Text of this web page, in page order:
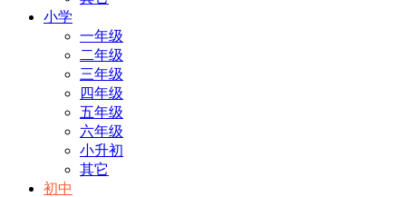
小学
一年级
二年级
三年级
四年级
五年级
六年级
小升初
其它
初中